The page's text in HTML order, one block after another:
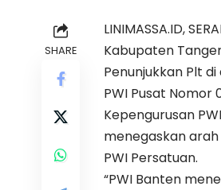
SHARE
LINIMASSA.ID,
Kabupaten
Penunjukkan Plt
PWI Pusat
Kepengurusan
menegaskan
PWI Persatuan.
“PWI Banten